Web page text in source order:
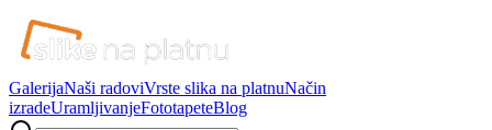
GalerijaNaši radoviVrste slika na platnuNačin
izradeUramljivanjeFototapeteBlog